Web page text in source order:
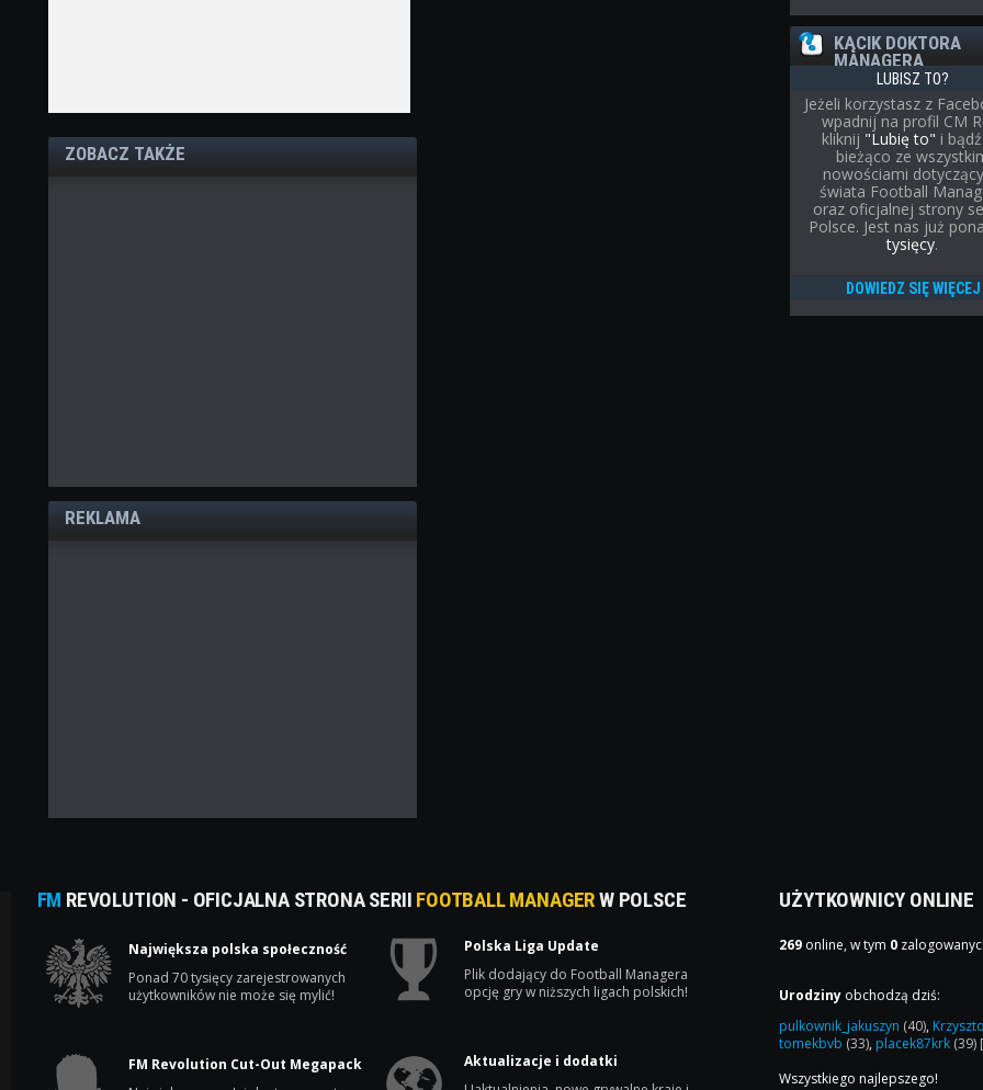
ZOBACZ TAKŻE
REKLAMA
KĄCIK DOKTORA
MANAGERA
LUBISZ TO?
Jeżeli korzystasz z
wpadnij na profil CM
kliknij "Lubię to" i
bieżąco ze
nowościami
świata Football
oraz oficjalnej strony
Polsce. Jest nas już
tysięcy.
DOWIEDZ SIĘ WIĘCEJ
FM REVOLUTION - OFICJALNA STRONA SERII FOOTBALL MANAGERW POLSCE
Największa polska społeczność
Ponad 70 tysięcy zarejestrowanych
użytkowników nie może się mylić!
Polska Liga Update
Plik dodający do Football Managera
opcję gry w niższych ligach polskich!
FM Revolution Cut-Out Megapack
Aktualizacje i dodatki
UŻYTKOWNICY ONLINE
269 online, w tym 0
Urodziny obchodzą dziś:
pulkownik_jakuszyn (40),
tomekbvb (33), placek87krk (39)
Wszystkiego najlepszego!